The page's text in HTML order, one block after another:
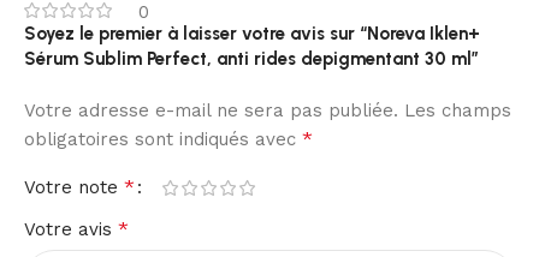
0
Soyez le premier à laisser votre avis sur “Noreva Iklen+
Sérum Sublim Perfect, anti rides depigmentant 30 ml”
Votre adresse e-mail ne sera pas publiée. Les champs
obligatoires sont indiqués avec *
Votre note *
Votre avis *